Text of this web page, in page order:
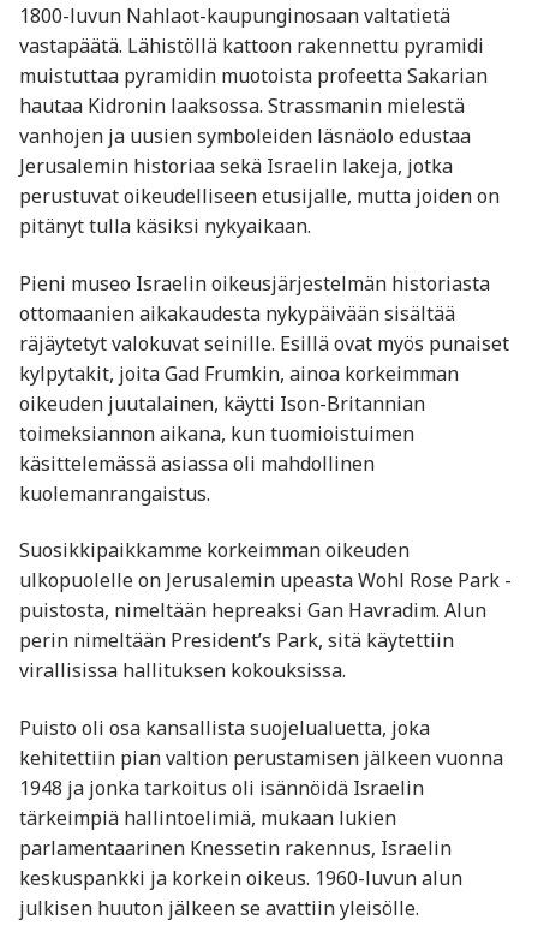
1800-luvun Nahlaot-kaupunginosaan valtatietä
vastapäätä. Lähistöllä kattoon rakennettu pyramidi
muistuttaa pyramidin muotoista profeetta Sakarian
hautaa Kidronin laaksossa. Strassmanin mielestä
vanhojen ja uusien symboleiden läsnäolo edustaa
Jerusalemin historiaa sekä Israelin lakeja, jotka
perustuvat oikeudelliseen etusijalle, mutta joiden on
pitänyt tulla käsiksi nykyaikaan.
Pieni museo Israelin oikeusjärjestelmän historiasta
ottomaanien aikakaudesta nykypäivään sisältää
räjäytetyt valokuvat seinille. Esillä ovat myös punaiset
kylpytakit, joita Gad Frumkin, ainoa korkeimman
oikeuden juutalainen, käytti Ison-Britannian
toimeksiannon aikana, kun tuomioistuimen
käsittelemässä asiassa oli mahdollinen
kuolemanrangaistus.
Suosikkipaikkamme korkeimman oikeuden
ulkopuolelle on Jerusalemin upeasta Wohl Rose Park -
puistosta, nimeltään hepreaksi Gan Havradim. Alun
perin nimeltään President’s Park, sitä käytettiin
virallisissa hallituksen kokouksissa.
Puisto oli osa kansallista suojelualuetta, joka
kehitettiin pian valtion perustamisen jälkeen vuonna
1948 ja jonka tarkoitus oli isännöidä Israelin
tärkeimpiä hallintoelimiä, mukaan lukien
parlamentaarinen Knessetin rakennus, Israelin
keskuspankki ja korkein oikeus. 1960-luvun alun
julkisen huuton jälkeen se avattiin yleisölle.